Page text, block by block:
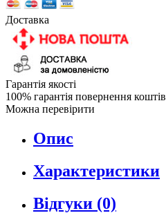
Доставка
Гарантія якості
100% гарантія повернення коштів
Можна перевірити
Опис
Характеристики
Відгуки (0)